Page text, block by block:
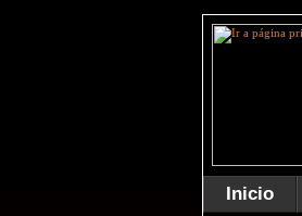
Inicio